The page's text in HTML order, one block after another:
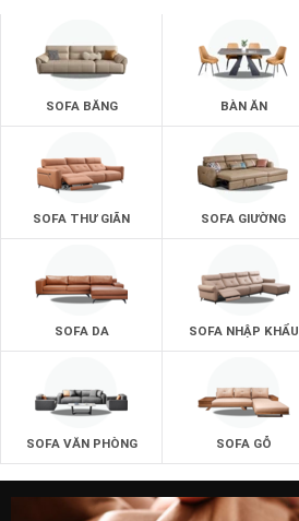
SOFA BĂNG BÀN ĂN
SOFA THƯ GIÃN SOFA GIƯỜNG
SOFA DA SOFA NHẬP KHẨU
SOFA VĂN PHÒNG SOFA GỖ